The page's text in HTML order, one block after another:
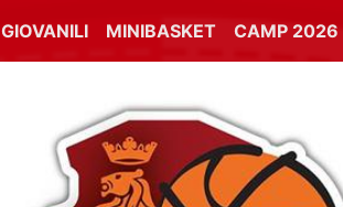
GIOVANILI MINIBASKET CAMP 2026